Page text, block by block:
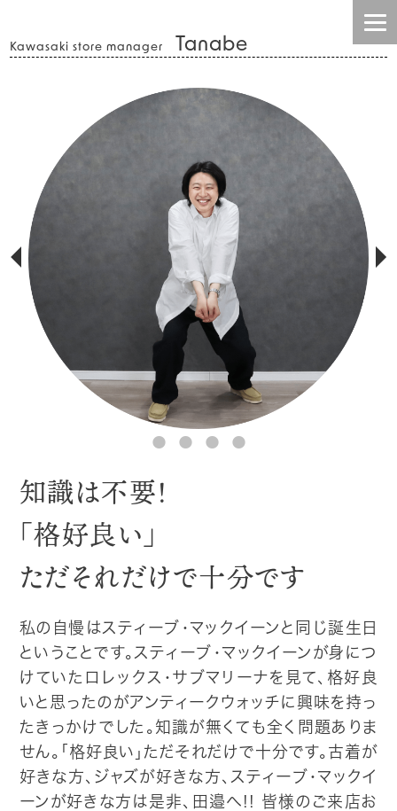
Kawasaki store manager Tanabe
知識は不要！
「格好良い」
ただそれだけで十分です
私の自慢はスティーブ・マックイーンと同じ誕生日
ということです。スティーブ・マックイーンが身につ
けていたロレックス・サブマリーナを見て、格好良
いと思ったのがアンティークウォッチに興味を持っ
たきっかけでした。知識が無くても全く問題ありま
せん。「格好良い」ただそれだけで十分です。古着が
好きな方、ジャズが好きな方、スティーブ・マックイ
ーンが好きな方は是非、田邉へ!! 皆様のご来店お
HOME
INFO
TOPIC
BLOG
CONTENTS
STAFF
COMPANY
CONTACT